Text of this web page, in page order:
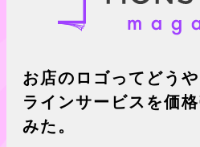
お店のロゴってどう
ラインサービスを価
みた。